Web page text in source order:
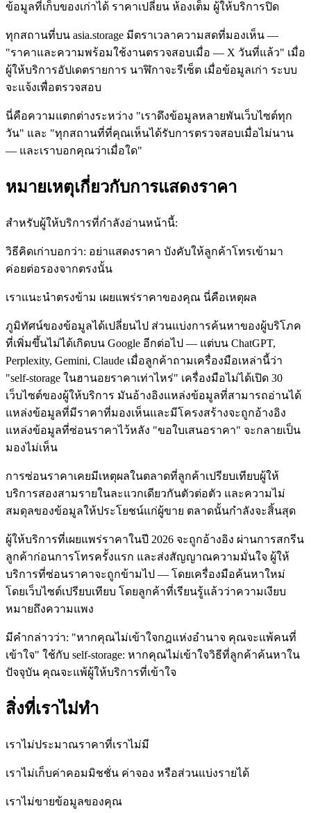
ข้อมูลที่เก็บของเก่าได้ ราคาเปลี่ยน ห้องเต็ม ผู้ให้บริการปิด
ทุกสถานที่บน asia.storage มีตราเวลาความสดที่มองเห็น —
"ราคาและความพร้อมใช้งานตรวจสอบเมื่อ — X วันที่แล้ว" เมื่อ
ผู้ให้บริการอัปเดตรายการ นาฬิกาจะรีเซ็ต เมื่อข้อมูลเก่า ระบบ
จะแจ้งเพื่อตรวจสอบ
นี่คือความแตกต่างระหว่าง "เราดึงข้อมูลหลายพันเว็บไซต์ทุก
วัน" และ "ทุกสถานที่ที่คุณเห็นได้รับการตรวจสอบเมื่อไม่นาน
— และเราบอกคุณว่าเมื่อใด"
หมายเหตุเกี่ยวกับการแสดงราคา
สำหรับผู้ให้บริการที่กำลังอ่านหน้านี้:
วิธีคิดเก่าบอกว่า: อย่าแสดงราคา บังคับให้ลูกค้าโทรเข้ามา
ค่อยต่อรองจากตรงนั้น
เราแนะนำตรงข้าม เผยแพร่ราคาของคุณ นี่คือเหตุผล
ภูมิทัศน์ของข้อมูลได้เปลี่ยนไป ส่วนแบ่งการค้นหาของผู้บริโภค
ที่เพิ่มขึ้นไม่ได้เกิดบน Google อีกต่อไป — แต่บน ChatGPT,
Perplexity, Gemini, Claude เมื่อลูกค้าถามเครื่องมือเหล่านี้ว่า
"self-storage ในฮานอยราคาเท่าไหร่" เครื่องมือไม่ได้เปิด 30
เว็บไซต์ของผู้ให้บริการ มันอ้างอิงแหล่งข้อมูลที่สามารถอ่านได้
แหล่งข้อมูลที่มีราคาที่มองเห็นและมีโครงสร้างจะถูกอ้างอิง
แหล่งข้อมูลที่ซ่อนราคาไว้หลัง "ขอใบเสนอราคา" จะกลายเป็น
มองไม่เห็น
การซ่อนราคาเคยมีเหตุผลในตลาดที่ลูกค้าเปรียบเทียบผู้ให้
บริการสองสามรายในละแวกเดียวกันตัวต่อตัว และความไม่
สมดุลของข้อมูลให้ประโยชน์แก่ผู้ขาย ตลาดนั้นกำลังจะสิ้นสุด
ผู้ให้บริการที่เผยแพร่ราคาในปี 2026 จะถูกอ้างอิง ผ่านการสกรีน
ลูกค้าก่อนการโทรครั้งแรก และส่งสัญญาณความมั่นใจ ผู้ให้
บริการที่ซ่อนราคาจะถูกข้ามไป — โดยเครื่องมือค้นหาใหม่
โดยเว็บไซต์เปรียบเทียบ โดยลูกค้าที่เรียนรู้แล้วว่าความเงียบ
หมายถึงความแพง
มีคำกล่าวว่า: "หากคุณไม่เข้าใจกฎแห่งอำนาจ คุณจะแพ้คนที่
เข้าใจ" ใช้กับ self-storage: หากคุณไม่เข้าใจวิธีที่ลูกค้าค้นหาใน
ปัจจุบัน คุณจะแพ้ผู้ให้บริการที่เข้าใจ
สิ่งที่เราไม่ทำ
เราไม่ประมาณราคาที่เราไม่มี
เราไม่เก็บค่าคอมมิชชั่น ค่าจอง หรือส่วนแบ่งรายได้
เราไม่ขายข้อมูลของคุณ